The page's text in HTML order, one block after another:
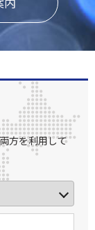
方を利用して